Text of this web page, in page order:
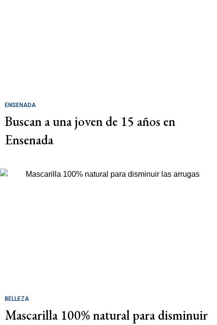
ENSENADA
Buscan a una joven de 15 años en
Ensenada
BELLEZA
Mascarilla 100% natural para disminuir